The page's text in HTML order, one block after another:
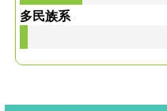
多民族系